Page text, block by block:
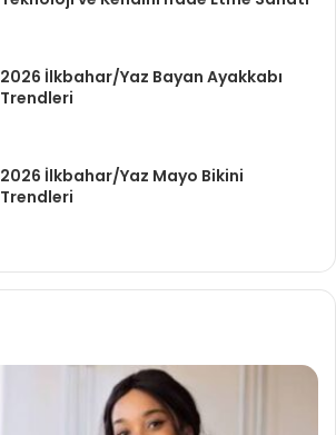
2026 İlkbahar/Yaz Bayan Ayakkabı
Trendleri
2026 İlkbahar/Yaz Mayo Bikini
Trendleri